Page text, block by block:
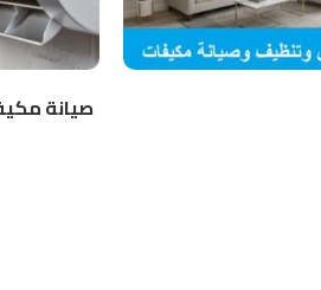
صيانة